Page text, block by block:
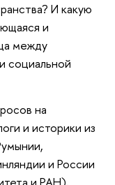
И какую
и
между
социальной
на
и историки из
и России